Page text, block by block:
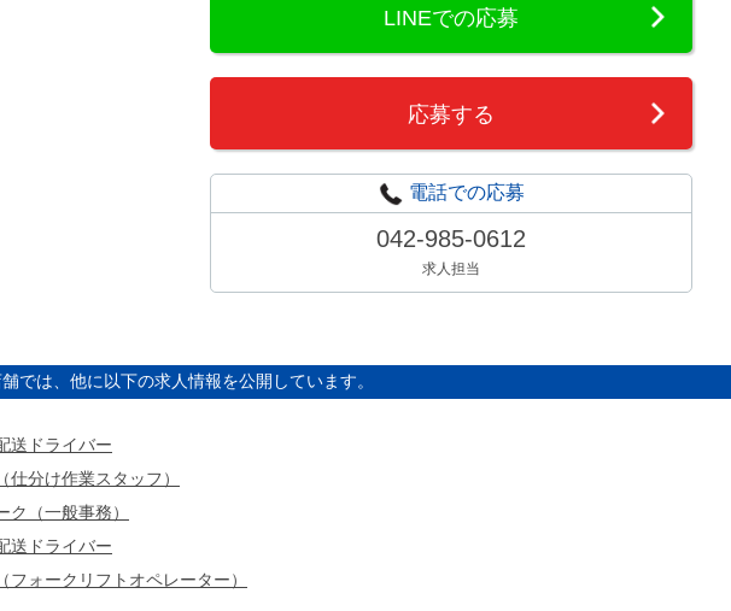
LINEでの応募
応募する
電話での応募
042-985-0612
求人担当
では、他に以下の求人情報を公開しています。
送ドライバー
仕分け作業スタッフ）
ク（一般事務）
送ドライバー
フォークリフトオペレーター）